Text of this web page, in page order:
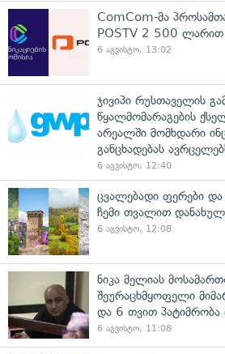
ComCom-მა
POSTV 2 500 ლარით
6 აგვისტო, 13:02
ჯივიპი რუსთაველის
წყალმომარაგების
არეალში მომხდარი
განცხადებას
6 აგვისტო, 12:40
ცვალებადი ფერები
ჩემი თვალით
6 აგვისტო, 12:08
ნიკა მელიას
შეურაცხმყოფელი
და 6 თვით პატიმრობა
6 აგვისტო, 11:08